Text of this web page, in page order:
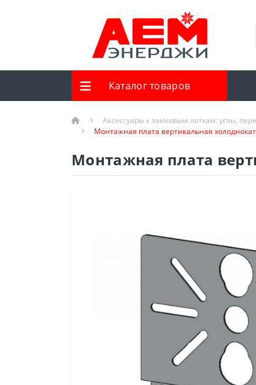
Каталог товаров
Аксессуары к замковым лоткам: углы,
Монтажная плата вертикальная
Монтажная плата